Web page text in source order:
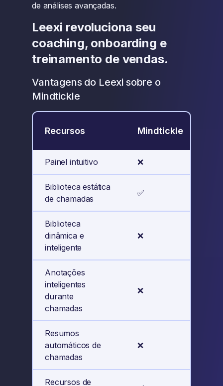
de análises avançadas.
Leexi revoluciona seu
coaching, onboarding e
treinamento de vendas.
Vantagens do Leexi sobre o
Mindtickle
Recursos Mindtickle
Painel intuitivo ❌
Biblioteca estática
de chamadas
✅
Biblioteca
dinâmica e
inteligente
❌
Anotações
inteligentes
durante
chamadas
❌
Resumos
automáticos de
chamadas
❌
Recursos de